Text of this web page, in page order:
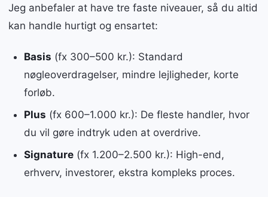
Jeg anbefaler at have tre faste niveauer, så du altid
kan handle hurtigt og ensartet:
Basis (fx 300–500 kr.): Standard
nøgleoverdragelser, mindre lejligheder, korte
forløb.
Plus (fx 600–1.000 kr.): De fleste handler, hvor
du vil gøre indtryk uden at overdrive.
Signature(fx 1.200–2.500 kr.): High-end,
erhverv, investorer, ekstra kompleks proces.